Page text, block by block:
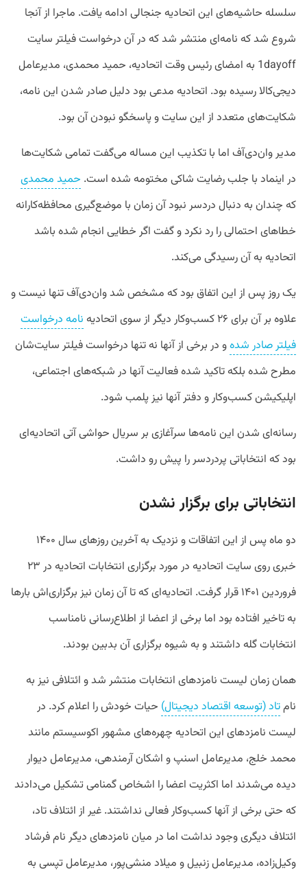
سلسله حاشیه‌های این اتحادیه جنجالی ادامه یافت. ماجرا از آنجا
شروع شد که نامه‌ای منتشر شد که در آن درخواست فیلتر سایت
1dayoff به امضای رئیس وقت اتحادیه، حمید محمدی، مدیرعامل
دیجی‌کالا رسیده بود. اتحادیه مدعی بود دلیل صادر شدن این نامه،
شکایت‌های متعدد از این سایت و پاسخگو نبودن آن بود.
مدیر وان‌دی‌آف اما با تکذیب این مساله می‌گفت تمامی شکایت‌ها
در اینماد با جلب رضایت شاکی مختومه شده است. حمید محمدی
که چندان به دنبال دردسر نبود آن زمان با موضع‌گیری محافظه‌کارانه
خطاهای احتمالی را رد نکرد و گفت اگر خطایی انجام شده باشد
اتحادیه به آن رسیدگی می‌کند.
یک روز پس از این اتفاق بود که مشخص شد وان‌دی‌آف تنها نیست و
علاوه بر آن برای ۲۶ کسب‌وکار دیگر از سوی اتحادیه
نامه درخواست
فیلتر صادر شدهو در برخی از آنها نه تنها درخواست فیلتر سایت‌شان
مطرح شده بلکه تاکید شده فعالیت آنها در شبکه‌های اجتماعی،
اپلیکیشن کسب‌وکار و دفتر آنها نیز پلمب شود.
رسانه‌ای شدن این نامه‌ها سرآغازی بر سریال حواشی آتی اتحادیه‌ای
بود که انتخاباتی پردردسر را پیش رو داشت.
انتخاباتی برای برگزار نشدن
دو ماه پس از این اتفاقات و نزدیک به آخرین روزهای سال ۱۴۰۰
خبری روی سایت اتحادیه در مورد برگزاری انتخابات اتحادیه در ۲۳
فروردین ۱۴۰۱ قرار گرفت. اتحادیه‌ای که تا آن زمان نیز برگزاری‌اش بارها
به تاخیر افتاده بود اما برخی از اعضا از اطلاع‌رسانی نامناسب
انتخابات گله داشتند و به شیوه برگزاری آن بدبین بودند.
همان زمان لیست نامزدهای انتخابات منتشر شد و ائتلافی نیز به
نامتاد (توسعه اقتصاد دیجیتال) حیات خودش را اعلام کرد. در
لیست نامزدهای این اتحادیه چهره‌های مشهور اکوسیستم مانند
محمد خلج، مدیرعامل اسنپ و اشکان آرمندهی، مدیرعامل دیوار
دیده می‌شدند اما اکثریت اعضا را اشخاص گمنامی تشکیل می‌دادند
که حتی برخی از آنها کسب‌وکار فعالی نداشتند. غیر از ائتلاف تاد،
ائتلاف دیگری وجود نداشت اما در میان نامزدهای دیگر نام فرشاد
وکیل‌زاده، مدیرعامل زنبیل و میلاد منشی‌پور، مدیرعامل تپسی به